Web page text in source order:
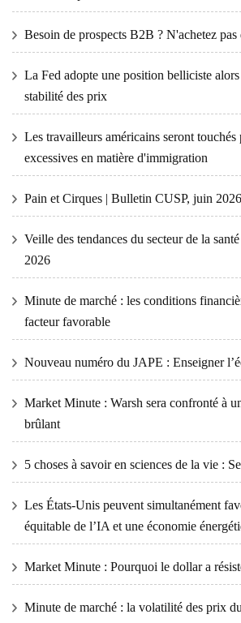
Besoin de prospects B2B ? N'achetez pas
La Fed adopte une position belliciste
stabilité des prix
Les travailleurs américains seront touchés
excessives en matière d'immigration
Pain et Cirques | Bulletin CUSP, juin 2026
Veille des tendances du secteur de la
2026
Minute de marché : les conditions
facteur favorable
Nouveau numéro du JAPE : Enseigner
Market Minute : Warsh sera confronté à
brûlant
5 choses à savoir en sciences de la vie :
Les États-Unis peuvent simultanément
équitable de l’IA et une économie
Market Minute : Pourquoi le dollar a
Minute de marché : la volatilité des prix